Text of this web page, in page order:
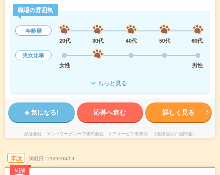
職場の雰囲気
年齢層
20代
30代 40代 50代
60代
男女比率
女性
男性
もっと見る
気になる! 応募へ進む 詳しく見る
派遣会社 マンパワーグループ株式会社 ケアサービス事業部 （医療福祉介護関連）
未読
NEW
掲載日 2026/08/04